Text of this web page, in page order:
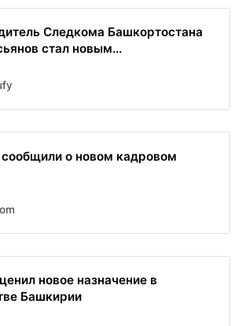
Следкома Башкортостана
стал новым...
о новом кадровом
новое назначение в
Башкирии